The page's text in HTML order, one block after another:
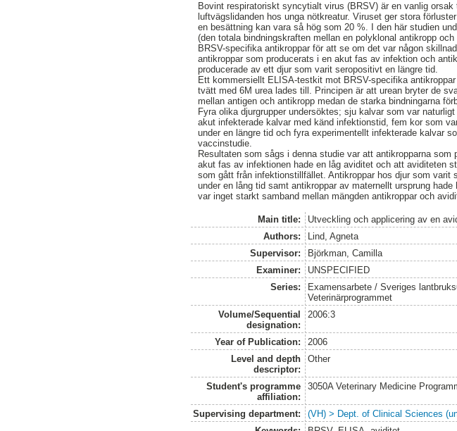
Bovint respiratoriskt syncytialt virus (BRSV) är en vanlig orsak
luftvägslidanden hos unga nötkreatur. Viruset ger stora
en besättning kan vara så hög som 20 %. I den här studien
(den totala bindningskraften mellan en polyklonal antikropp
BRSV-specifika antikroppar för att se om det var någon
antikroppar som producerats i en akut fas av infektion och
producerade av ett djur som varit seropositivt en längre tid.
Ett kommersiellt ELISA-testkit mot BRSV-specifika
tvätt med 6M urea lades till. Principen är att urean bryter de
mellan antigen och antikropp medan de starka bindningarna
Fyra olika djurgrupper undersöktes; sju kalvar som var
akut infekterade kalvar med känd infektionstid, fem kor som
under en längre tid och fyra experimentellt infekterade kalvar
vaccinstudie.
Resultaten som sågs i denna studie var att antikropparna som
akut fas av infektionen hade en låg aviditet och att aviditeten
som gått från infektionstillfället. Antikroppar hos djur som varit
under en lång tid samt antikroppar av maternellt ursprung hade
var inget starkt samband mellan mängden antikroppar och
Main title:
Utveckling och applicering av en
Authors:
Lind, Agneta
Supervisor:
Björkman, Camilla
Examiner:
UNSPECIFIED
Series:
Examensarbete / Sveriges
Veterinärprogrammet
Volume/Sequential
designation:
2006:3
Year of Publication:
2006
Level and depth
descriptor:
Other
Student's programme
affiliation:
3050A Veterinary Medicine
Supervising department:
(VH) > Dept. of Clinical Sciences